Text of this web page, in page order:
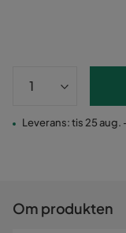
Leverans: tis 25 aug.
Om produkten